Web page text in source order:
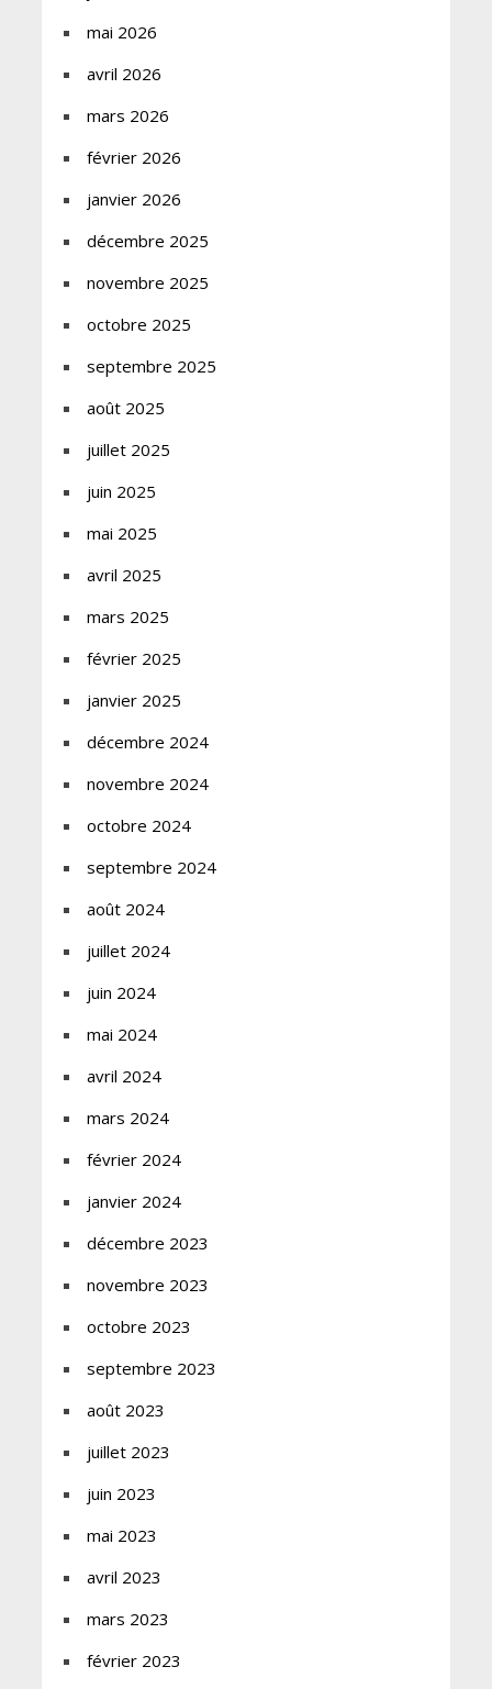
mai 2026
avril 2026
mars 2026
février 2026
janvier 2026
décembre 2025
novembre 2025
octobre 2025
septembre 2025
août 2025
juillet 2025
juin 2025
mai 2025
avril 2025
mars 2025
février 2025
janvier 2025
décembre 2024
novembre 2024
octobre 2024
septembre 2024
août 2024
juillet 2024
juin 2024
mai 2024
avril 2024
mars 2024
février 2024
janvier 2024
décembre 2023
novembre 2023
octobre 2023
septembre 2023
août 2023
juillet 2023
juin 2023
mai 2023
avril 2023
mars 2023
février 2023